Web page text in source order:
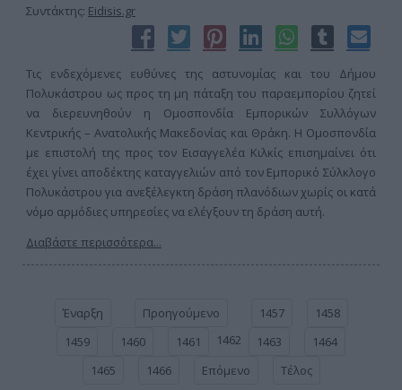
Συντάκτης: Eidisis.gr
Τις ενδεχόμενες ευθύνες της αστυνομίας και του Δήμου
Πολυκάστρου ως προς τη μη πάταξη του παραεμπορίου ζητεί
να διερευνηθούν η Ομοσπονδία Εμπορικών Συλλόγων
Κεντρικής – Ανατολικής Μακεδονίας και Θράκη. Η Ομοσπονδία
με επιστολή της προς τον Εισαγγελέα Κιλκίς επισημαίνει ότι
έχει γίνει αποδέκτης καταγγελιών από τον Εμπορικό Σύλκλογο
Πολυκάστρου για ανεξέλεγκτη δράση πλανόδιων χωρίς οι κατά
νόμο αρμόδιες υπηρεσίες να ελέγξουν τη δράση αυτή.
Διαβάστε περισσότερα...
Έναρξη Προηγούμενο 1457
1458
1459
1460 1461 1462 1463
1464
1465
1466 Επόμενο
Τέλος